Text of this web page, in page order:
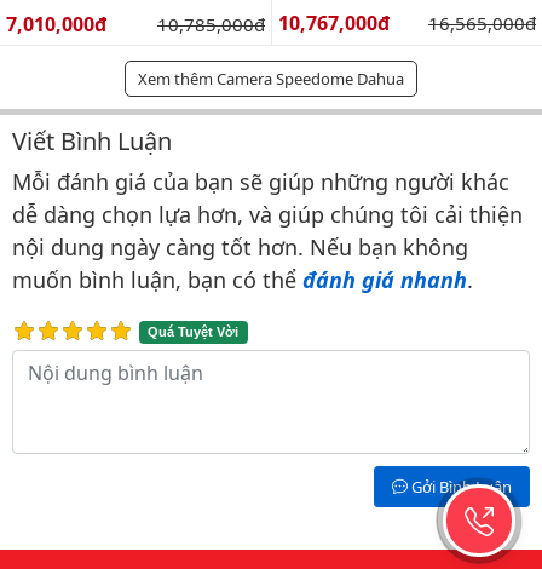
Giá bán:
7,010,000đ Giá gốc:
10,785,000đ Giá bán:
10,767,000đ Giá gốc:
16,565,000đ
Xem thêm Camera Speedome Dahua
Bình luận & Đánh giá
Viết Bình Luận
Mỗi đánh giá của bạn sẽ giúp những người khác
dễ dàng chọn lựa hơn, và giúp chúng tôi cải thiện
nội dung ngày càng tốt hơn. Nếu bạn không
muốn bình luận, bạn có thể đánh giá nhanh.
Quá Tuyệt Vời
Nội dung bình luận
Gởi Bình Luận